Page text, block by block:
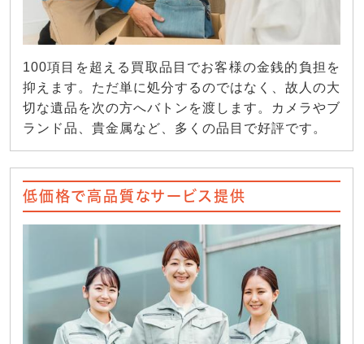
100項目を超える買取品目でお客様の金銭的負担を
抑えます。ただ単に処分するのではなく、故人の大
切な遺品を次の方へバトンを渡します。カメラやブ
ランド品、貴金属など、多くの品目で好評です。
低価格で高品質なサービス提供